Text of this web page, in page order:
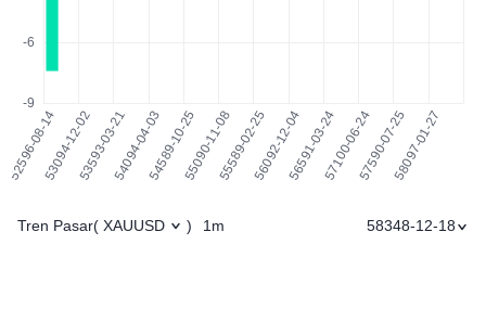
Tren Pasar( XAUUSD ) 1m 58348-12-18